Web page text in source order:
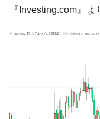
『Money1』
韓国
断
中国
国の過剰生産が世界
『Investing.com』よ